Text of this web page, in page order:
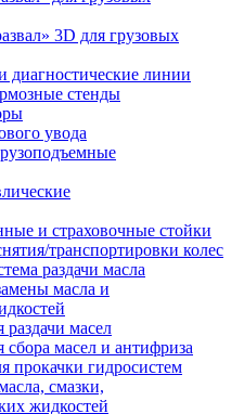
3D для грузовых
диагностические линии
стенды
увода
и страховочные стойки
транспортировки колес
раздачи масла
масла и
раздачи масел
сбора масел и антифриза
прокачки гидросистем
смазки,
жидкостей